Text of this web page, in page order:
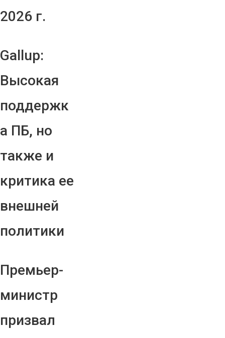
2026 г.
Gallup:
Высокая
поддержк
а ПБ, но
также и
критика ее
внешней
политики
Премьер-
министр
призвал